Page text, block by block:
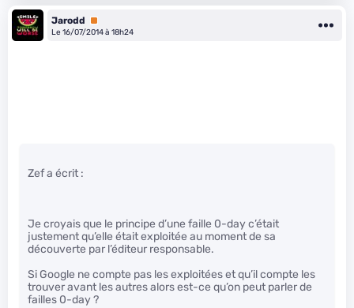
Jarodd
Premium
Le 16/07/2014 à 18h24
Zef a écrit :
Je croyais que le principe d’une faille 0-day c’était
justement qu’elle était exploitée au moment de sa
découverte par l’éditeur responsable.
Si Google ne compte pas les exploitées et qu’il compte les
trouver avant les autres alors est-ce qu’on peut parler de
failles 0-day ?